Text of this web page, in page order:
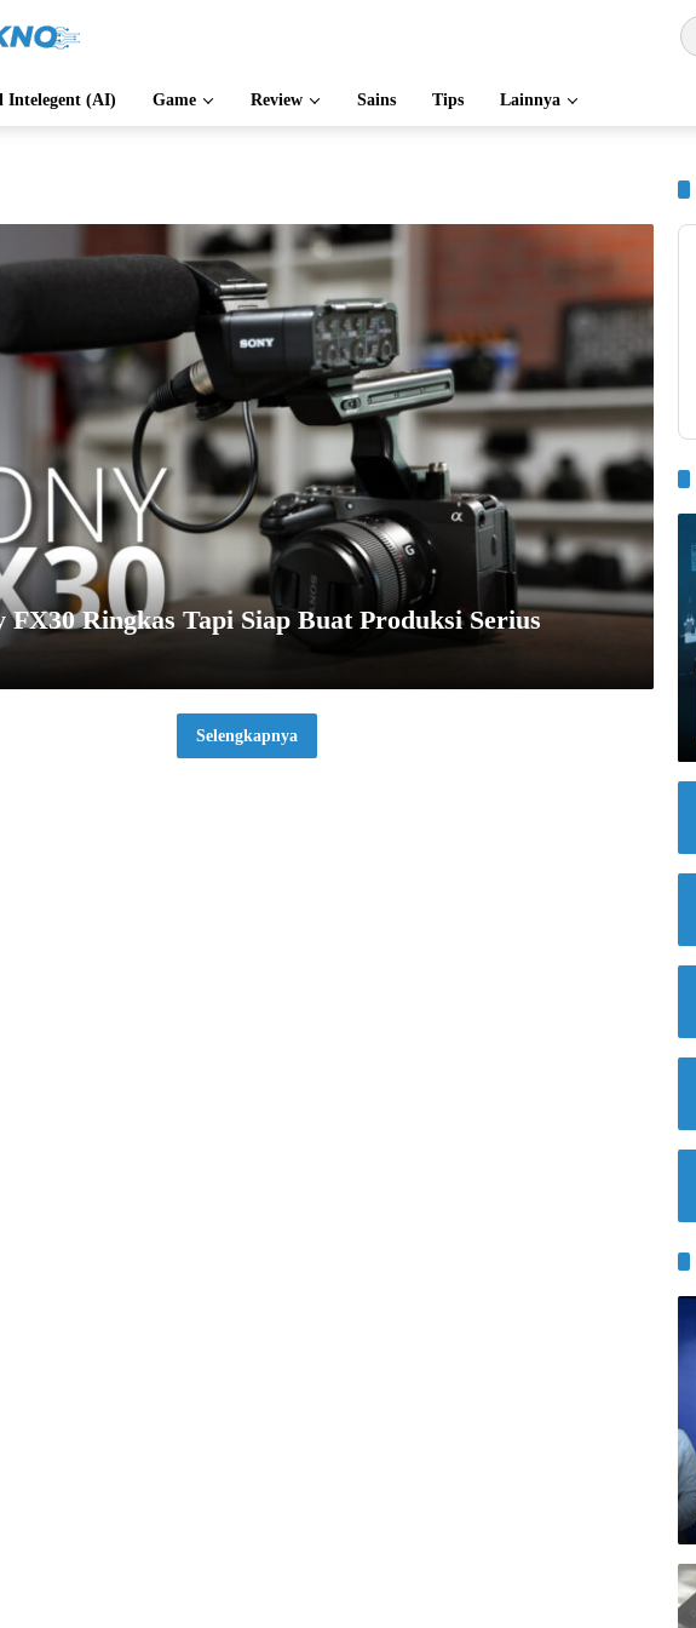
Intelegent (AI) Game Review Sains Tips Lainnya
FX30 Ringkas Tapi Siap Buat Produksi Serius
Selengkapnya